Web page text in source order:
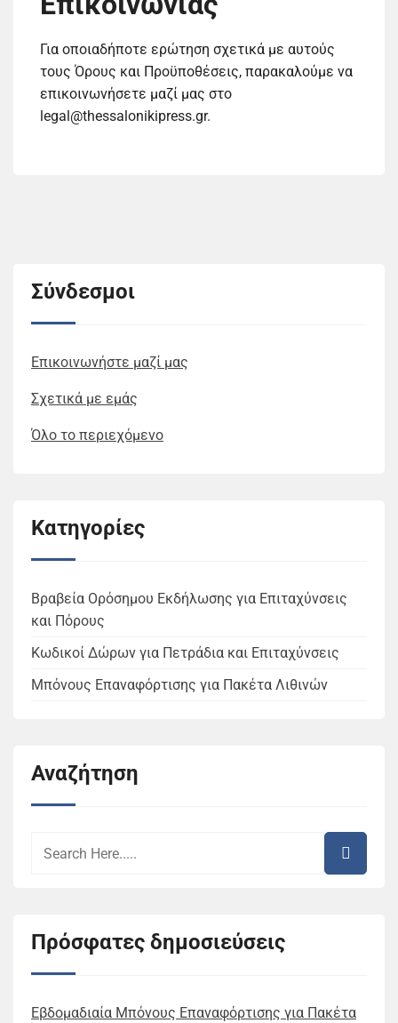
Για οποιαδήποτε ερώτηση σχετικά με αυτούς
τους Όρους και Προϋποθέσεις, παρακαλούμε να
επικοινωνήσετε μαζί μας στο
legal@thessalonikipress.gr.
Σύνδεσμοι
Επικοινωνήστε μαζί μας
Σχετικά με εμάς
Όλο το περιεχόμενο
Κατηγορίες
Βραβεία Ορόσημου Εκδήλωσης για Επιταχύνσεις
και Πόρους
Κωδικοί Δώρων για Πετράδια και Επιταχύνσεις
Μπόνους Επαναφόρτισης για Πακέτα Λιθινών
Αναζήτηση
Πρόσφατες δημοσιεύσεις
Εβδομαδιαία Μπόνους Επαναφόρτισης για Πακέτα